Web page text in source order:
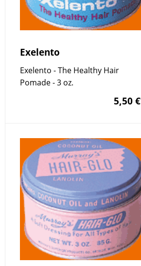
Exelento
Exelento - The Healthy Hair
Pomade - 3 oz.
5,50 €